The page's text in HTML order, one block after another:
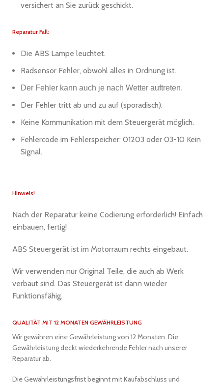
versichert an Sie zurück geschickt.
Reparatur Fall:
Die ABS Lampe leuchtet.
Radsensor Fehler, obwohl alles in Ordnung ist.
Der Fehler kann auch je nach Wetter auftreten.
Der Fehler tritt ab und zu auf (sporadisch).
Keine Kommunikation mit dem Steuergerät möglich.
Fehlercode im Fehlerspeicher: 01203 oder 03-10 Kein
Signal.
Hinweis!
Nach der Reparatur keine Codierung erforderlich! Einfach
einbauen, fertig!
ABS Steuergerät ist im Motorraum rechts eingebaut.
Wir verwenden nur Original Teile, die auch ab Werk
verbaut sind. Das Steuergerät ist dann wieder
Funktionsfähig.
QUALITÄT MIT 12 MONATEN GEWÄHRLEISTUNG
Wir gewähren eine Gewährleistung von 12 Monaten. Die
Gewährleistung deckt wiederkehrende Fehler nach unserer
Reparatur ab.
Die Gewährleistungsfrist beginnt mit Kaufabschluss und